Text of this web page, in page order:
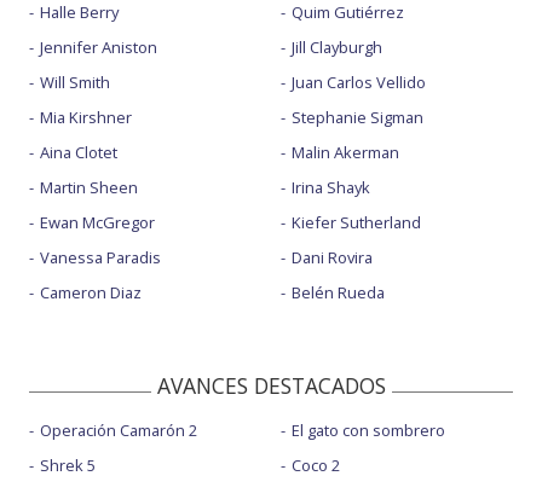
Halle Berry
Jennifer Aniston
Will Smith
Mia Kirshner
Aina Clotet
Martin Sheen
Ewan McGregor
Vanessa Paradis
Cameron Diaz
Quim Gutiérrez
Jill Clayburgh
Juan Carlos Vellido
Stephanie Sigman
Malin Akerman
Irina Shayk
Kiefer Sutherland
Dani Rovira
Belén Rueda
AVANCES DESTACADOS
Operación Camarón 2
Shrek 5
El gato con sombrero
Coco 2